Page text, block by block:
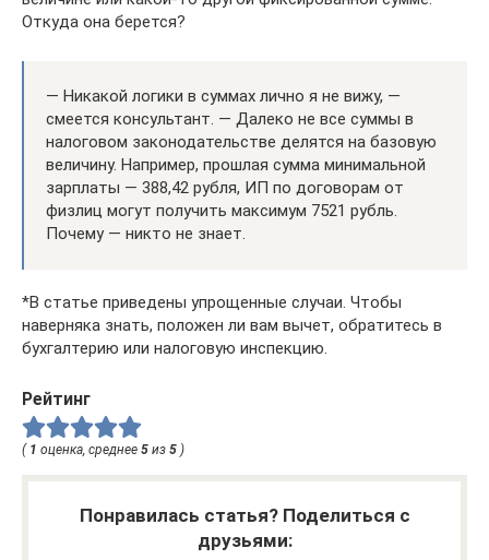
Откуда она берется?
— Никакой логики в суммах лично я не вижу, —
смеется консультант. — Далеко не все суммы в
налоговом законодательстве делятся на базовую
величину. Например, прошлая сумма минимальной
зарплаты — 388,42 рубля, ИП по договорам от
физлиц могут получить максимум 7521 рубль.
Почему — никто не знает.
*В статье приведены упрощенные случаи. Чтобы
наверняка знать, положен ли вам вычет, обратитесь в
бухгалтерию или налоговую инспекцию.
Рейтинг
( 1 оценка, среднее 5 из 5 )
Понравилась статья? Поделиться с
друзьями: